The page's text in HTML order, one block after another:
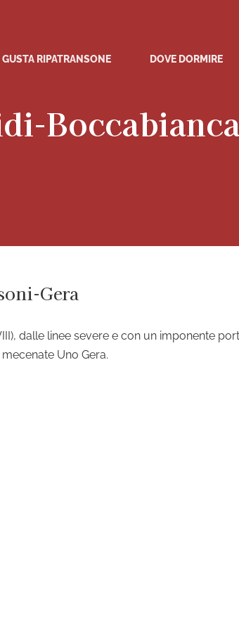
GUSTA RIPATRANSONE DOVE DORMIRE
Gera
dalle linee severe e con un imponente
Uno Gera.